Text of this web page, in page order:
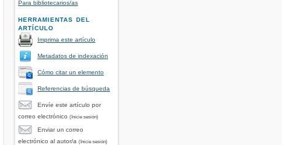
Para bibliotecarios/as
HERRAMIENTAS DEL
ARTÍCULO
Imprima este artículo
Metadatos de indexación
Cómo citar un elemento
Referencias de búsqueda
Envíe este artículo por
correo electrónico (Inicie sesión)
Enviar un correo
electrónico al autor/a (Inicie sesión)